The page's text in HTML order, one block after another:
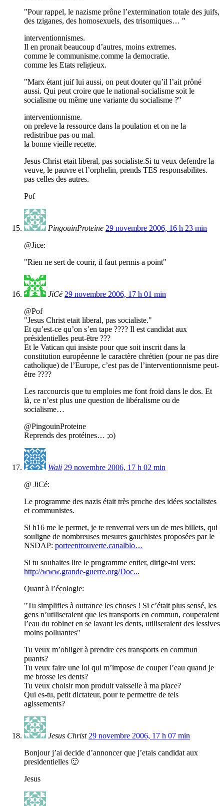
"Pour rappel, le nazisme prône l’extermination totale des juifs,
des tziganes, des homosexuels, des trisomiques… "
interventionnismes.
Il en pronait beaucoup d’autres, moins extremes.
comme le communisme.comme la democratie.
comme les Etats religieux.
"Marx étant juif lui aussi, on peut douter qu’il l’ait prôné
aussi. Qui peut croire que le national-socialisme soit le
socialisme ou même une variante du socialisme ?"
interventionnisme.
on preleve la ressource dans la poulation et on ne la
redistribue pas ou mal.
la bonne vieille recette.
Jesus Christ etait liberal, pas socialiste.Si tu veux defendre la
veuve, le pauvre et l’orphelin, prends TES responsabilites.
pas celles des autres.
Pof
PingouinProteine 29 novembre 2006, 16 h 23 min
@Jice:
"Rien ne sert de courir, il faut permis a point"
JiCé 29 novembre 2006, 17 h 01 min
@Pof
"Jesus Christ etait liberal, pas socialiste."
Et qu’est-ce qu’on s’en tape ???? Il est candidat aux
présidentielles peut-être ???
Et le Vatican qui insiste pour que soit inscrit dans la
constitution européenne le caractère chrétien (pour ne pas dire
catholique) de l’Europe, c’est pas de l’interventionnisme peut-
être ????
Les raccourcis que tu emploies me font froid dans le dos. Et
là, ce n’est plus une question de libéralisme ou de
socialisme…
@PingouinProteine
Reprends des protéines… ;o)
Wali 29 novembre 2006, 17 h 02 min
@ JiCé:
Le programme des nazis était très proche des idées socialistes
et communistes.
Si h16 me le permet, je te renverrai vers un de mes billets, qui
souligne de nombreuses mesures gauchistes proposées par le
NSDAP: porteentrouverte.canalblo…
Si tu souhaites lire le programme entier, dirige-toi vers:
http://www.grande-guerre.org/Doc...
Quant à l’écologie:
"Tu simplifies à outrance les choses ! Si c’était plus sensé, les
gens n’utiliseraient que les transports en commun, couperaient
l’eau du robinet en se lavant les dents, utiliseraient des lessives
moins polluantes"
Tu veux m’obliger à prendre ces transports en commun
puants?
Tu veux faire une loi qui m’impose de couper l’eau quand je
me brosse les dents?
Tu veux choisir mon produit vaisselle à ma place?
Qui es-tu, petit dictateur, pour te permettre de tels
agissements?
Jesus Christ 29 novembre 2006, 17 h 07 min
Bonjour j’ai decide d’annoncer que j’etais candidat aux
presidentielles 🙂
Jesus